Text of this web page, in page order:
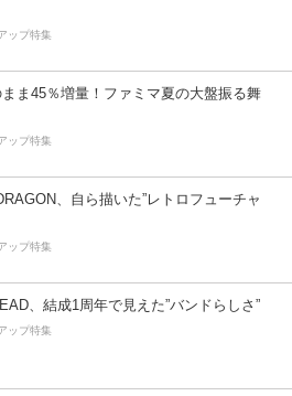
ップ特集
ま45％増量！ファミマ夏の大盤振る舞
ップ特集
、自ら描いた”レトロフューチャ
ップ特集
、結成1周年で見えた”バンドらしさ”
ップ特集